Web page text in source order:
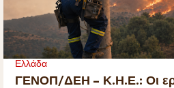
Ελλάδα
ΓΕΝΟΠ/ΔΕΗ – Κ.Η.Ε.: Οι